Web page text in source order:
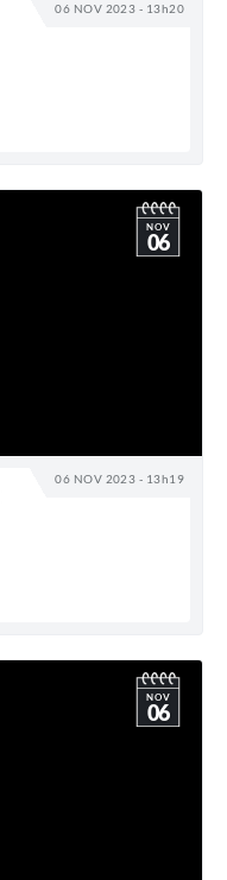
06 NOV 2023 - 13h20
06 NOV 2023 - 13h19
NOV
06
NOV
06